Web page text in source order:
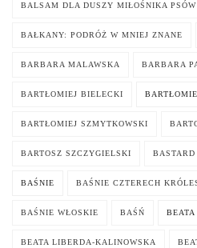
BALSAM DLA DUSZY MIŁOŚNIKA PSÓW
BAŁKANY: PODRÓŻ W MNIEJ ZNANE
BARBARA MALAWSKA BARBARA
BARTŁOMIEJ BIELECKI
BARTŁOMIEJ SZMYTKOWSKI
BARTOSZ SZCZYGIELSKI BASTARD
BAŚNIE BAŚNIE CZTERECH
BAŚNIE WŁOSKIE BAŚŃ
BEATA LIBERDA-KALINOWSKA